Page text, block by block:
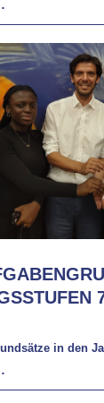
Glückwunsch
zur
Deutschen
Meisterschaft!
in den
in